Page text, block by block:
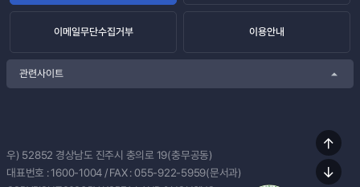
이메일무단수집거부 이용안내
관련사이트
우) 52852 경상남도 진주시 충의로 19(충무공동)
대표번호 :1600-1004 / FAX : 055-922-5959(문서과)
상단
이동
하단